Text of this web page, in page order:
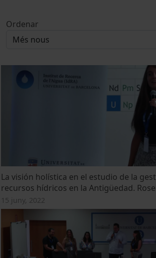
Ordenar
La visión holística en el estudio de la
recursos hídricos en la Antigüedad.
15 juny, 2022